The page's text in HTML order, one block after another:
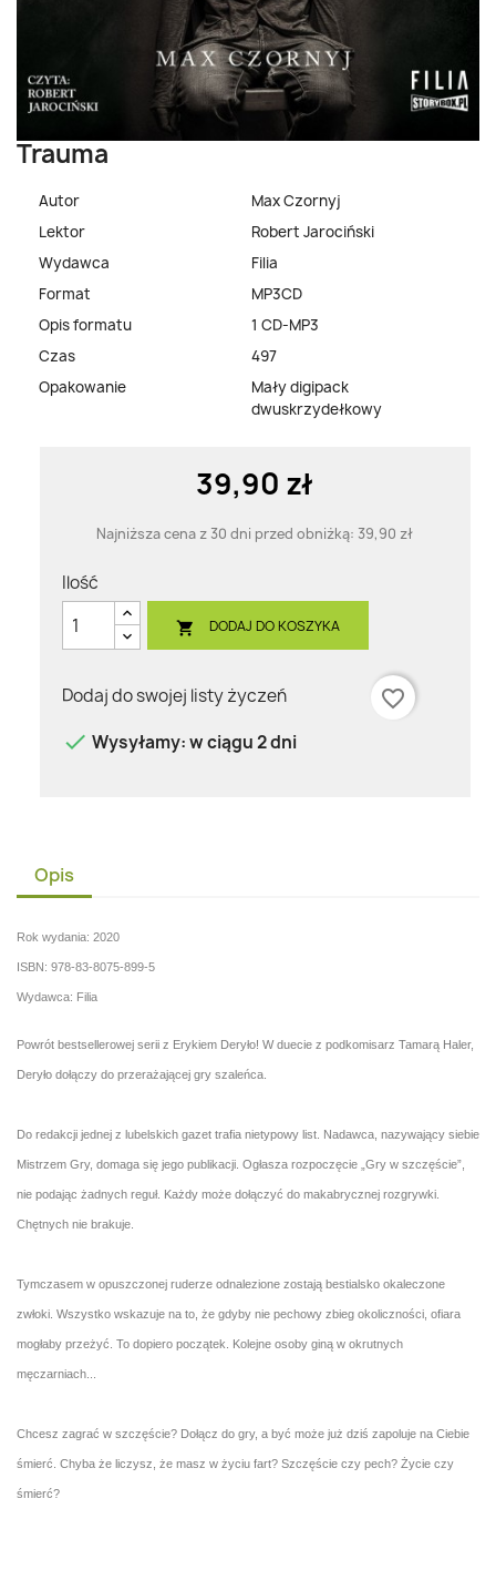
Trauma
Autor
Max Czornyj
Lektor
Robert Jarociński
Wydawca
Filia
Format
MP3CD
Opis formatu
1 CD-MP3
Czas
497
Opakowanie
Mały digipack
dwuskrzydełkowy
39,90 zł
Najniższa cena z 30 dni przed obniżką: 39,90 zł
Ilość
 DODAJ DO KOSZYKA
Dodaj do swojej listy życzeń
favorite_border
 Wysyłamy: w ciągu 2 dni
Opis
Rok wydania: 2020
ISBN: 978-83-8075-899-5
Wydawca: Filia
Powrót bestsellerowej serii z Erykiem Deryło! W duecie z podkomisarz Tamarą Haler,
Deryło dołączy do przerażającej gry szaleńca.
Do redakcji jednej z lubelskich gazet trafia nietypowy list. Nadawca, nazywający siebie
Mistrzem Gry, domaga się jego publikacji. Ogłasza rozpoczęcie „Gry w szczęście”,
nie podając żadnych reguł. Każdy może dołączyć do makabrycznej rozgrywki.
Chętnych nie brakuje.
Tymczasem w opuszczonej ruderze odnalezione zostają bestialsko okaleczone
zwłoki. Wszystko wskazuje na to, że gdyby nie pechowy zbieg okoliczności, ofiara
mogłaby przeżyć. To dopiero początek. Kolejne osoby giną w okrutnych
męczarniach...
Chcesz zagrać w szczęście? Dołącz do gry, a być może już dziś zapoluje na Ciebie
śmierć. Chyba że liczysz, że masz w życiu fart? Szczęście czy pech? Życie czy
śmierć?